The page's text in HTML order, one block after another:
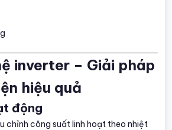
inverter – Giải pháp
hiệu quả
động
chỉnh công suất linh hoạt theo nhiệt